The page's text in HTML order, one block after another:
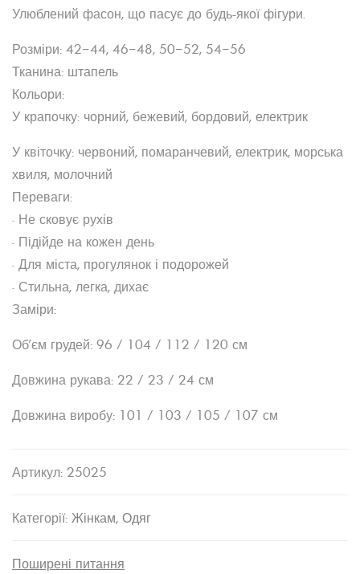
Улюблений фасон, що пасує до будь-якої фігури.
Розміри: 42–44, 46–48, 50–52, 54–56
Тканина: штапель
Кольори:
У крапочку: чорний, бежевий, бордовий, електрик
У квіточку: червоний, помаранчевий, електрик, морська
хвиля, молочний
Переваги:
• Не сковує рухів
• Підійде на кожен день
• Для міста, прогулянок і подорожей
• Стильна, легка, дихає
Заміри:
Об’єм грудей: 96 / 104 / 112 / 120 см
Довжина рукава: 22 / 23 / 24 см
Довжина виробу: 101 / 103 / 105 / 107 см
Артикул: 25025
Категорії: Жінкам, Одяг
Поширені питання